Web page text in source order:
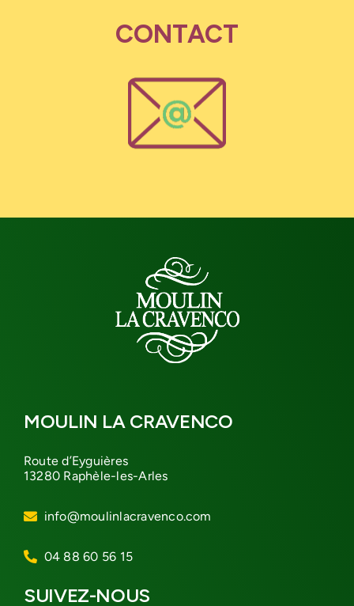
CONTACT
MOULIN LA CRAVENCO
Route d’Eyguières
13280 Raphèle-les-Arles
info@moulinlacravenco.com
04 88 60 56 15
SUIVEZ-NOUS